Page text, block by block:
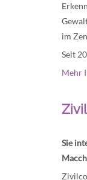
im
Seit
Mehr
Sie